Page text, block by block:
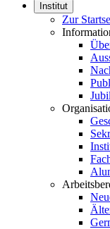
Institut
Zur